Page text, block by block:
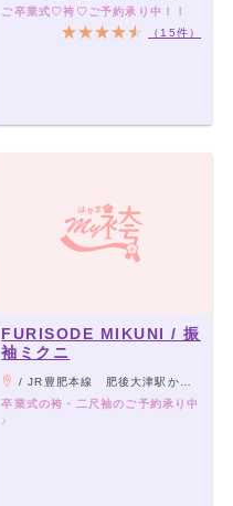
ご卒業式♡袴♡ご予約承り中！！
（15件）
FURISODE MIKUNI / 振
袖ミクニ
/ JR豊肥本線 肥後大津駅から徒歩1分
卒業式の袴・二尺袖のご予約承り中
♪